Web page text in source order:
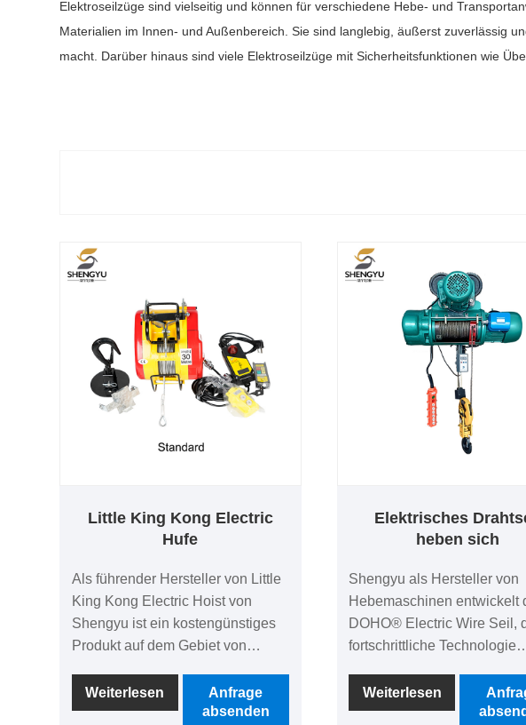
Elektroseilzüge sind vielseitig und können für verschiedene Hebe- und
Materialien im Innen- und Außenbereich. Sie sind langlebig, äußerst zuverlässig
macht. Darüber hinaus sind viele Elektroseilzüge mit Sicherheitsfunktionen wie
Little King Kong Electric
Hufe
Als führender Hersteller von Little
King Kong Electric Hoist von
Shengyu ist ein kostengünstiges
Produkt auf dem Gebiet von
Weiterlesen
Anfrage
absenden
Elektrisches
heben sich
Shengyu als Hersteller von
Hebemaschinen entwickelt
DOHO® Electric Wire Seil,
fortschrittliche Technologie
Industrieanlagen,
Baustellen, Lagerhäuser
Weiterlesen